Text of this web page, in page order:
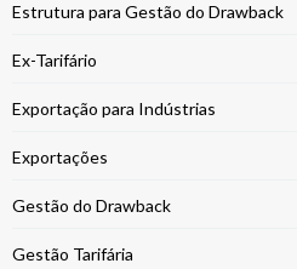
Estrutura para Gestão do Drawback
Ex-Tarifário
Exportação para Indústrias
Exportações
Gestão do Drawback
Gestão Tarifária